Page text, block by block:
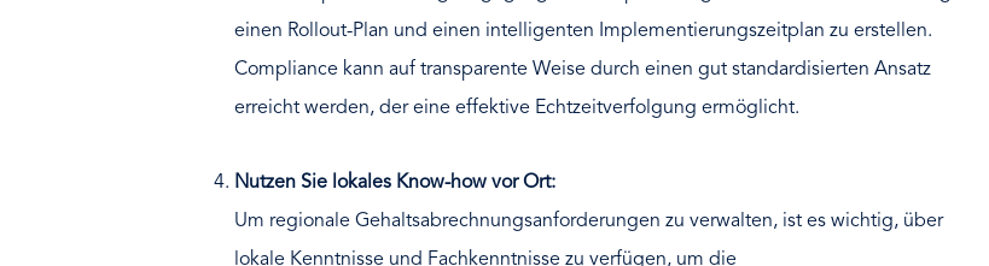
einen Rollout-Plan und einen intelligenten Implementierungszeitplan zu erstellen.
Compliance kann auf transparente Weise durch einen gut standardisierten Ansatz
erreicht werden, der eine effektive Echtzeitverfolgung ermöglicht.
Nutzen Sie lokales Know-how vor Ort:
Um regionale Gehaltsabrechnungsanforderungen zu verwalten, ist es wichtig, über
lokale Kenntnisse und Fachkenntnisse zu verfügen, um die